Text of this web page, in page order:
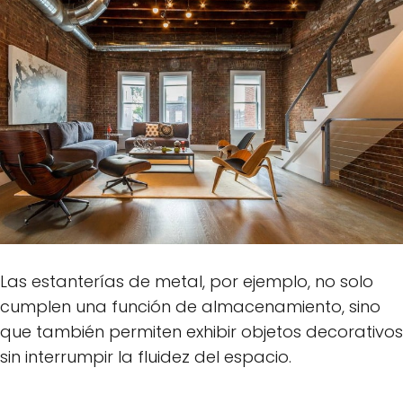
Las estanterías de metal, por ejemplo, no solo
cumplen una función de almacenamiento, sino
que también permiten exhibir objetos decorativos
sin interrumpir la fluidez del espacio.